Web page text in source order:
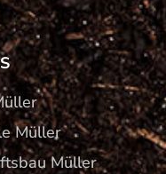
Müller
Müller